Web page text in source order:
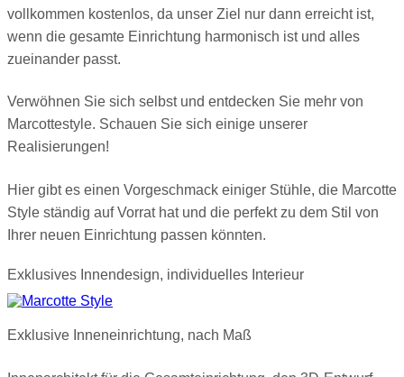
vollkommen kostenlos, da unser Ziel nur dann erreicht ist,
wenn die gesamte Einrichtung harmonisch ist und alles
zueinander passt.
Verwöhnen Sie sich selbst und entdecken Sie mehr von
Marcottestyle. Schauen Sie sich einige unserer
Realisierungen!
Hier gibt es einen Vorgeschmack einiger Stühle, die Marcotte
Style ständig auf Vorrat hat und die perfekt zu dem Stil von
Ihrer neuen Einrichtung passen könnten.
Exklusives Innendesign, individuelles Interieur
Exklusive Inneneinrichtung, nach Maß